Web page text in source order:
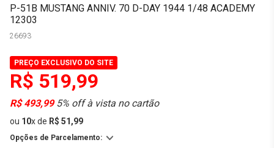
P-51B MUSTANG ANNIV. 70 D-DAY 1944 1/48 ACADEMY
12303
26693
PREÇO EXCLUSIVO DO SITE
R$ 519,99
R$ 493,995% off à vista no cartão
ou 10xde R$ 51,99
Opções de Parcelamento: